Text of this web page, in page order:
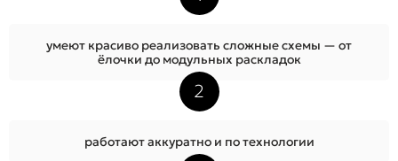
умеют красиво реализовать сложные схемы — от
ёлочки до модульных раскладок
2
работают аккуратно и по технологии